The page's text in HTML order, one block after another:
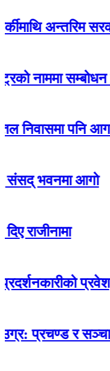
सरकारको
सम्बोधन गर्दै
पनि आगजनी
आगो
प्रवेश, गेट
र